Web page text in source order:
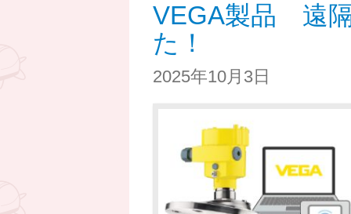
VEGA製品 遠
た！
2025年10月3日